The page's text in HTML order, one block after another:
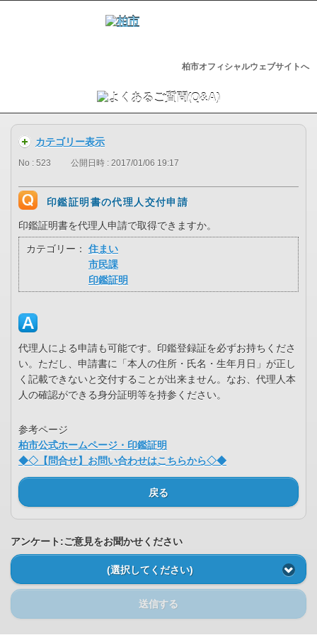
柏市オフィシャルウェブサイトへ
カテゴリー表示
No : 523 公開日時 : 2017/01/06 19:17
印鑑証明書の代理人交付申請
印鑑証明書を代理人申請で取得できますか。
カテゴリー：
住まい
市民課
印鑑証明
代理人による申請も可能です。印鑑登録証を必ずお持ちくださ
い。ただし、申請書に「本人の住所・氏名・生年月日」が正し
く記載できないと交付することが出来ません。なお、代理人本
人の確認ができる身分証明等を持参ください。
参考ページ
柏市公式ホームページ・印鑑証明
◆◇【問合せ】お問い合わせはこちらから◇◆
戻る
アンケート:ご意見をお聞かせください
(選択してください)
送信する